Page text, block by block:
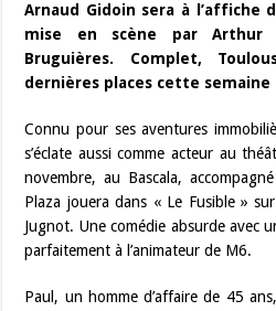
Arnaud Gidoin sera à l’affiche
mise en scène par Arthur
Bruguières. Complet,
dernières places cette semaine
Connu pour ses aventures
s’éclate aussi comme acteur au
novembre, au Bascala,
Plaza jouera dans « Le Fusible »
Jugnot. Une comédie absurde avec
parfaitement à l’animateur de M6.
Paul, un homme d’affaire de 45